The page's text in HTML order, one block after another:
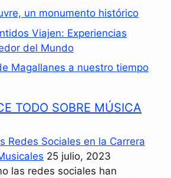
un monumento histórico
Viajen: Experiencias
del Mundo
Magallanes a nuestro tiempo
TODO SOBRE MÚSICA
Redes Sociales en la Carrera
25 julio, 2023
las redes sociales han